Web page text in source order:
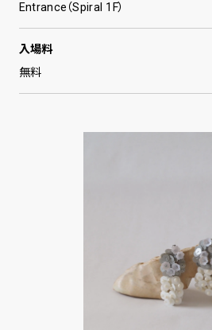
Entrance（Spiral 1F）
入場料
無料